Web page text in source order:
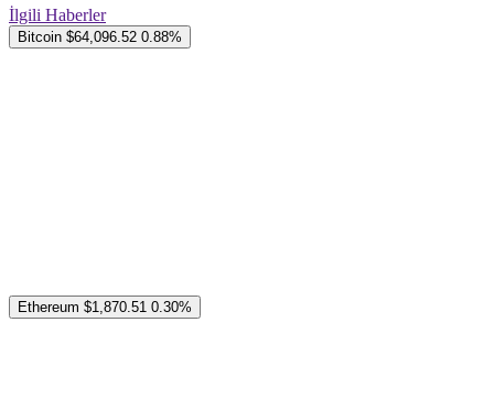
İlgili Haberler
Bitcoin $64,096.52 0.88%
Ethereum $1,870.51 0.30%